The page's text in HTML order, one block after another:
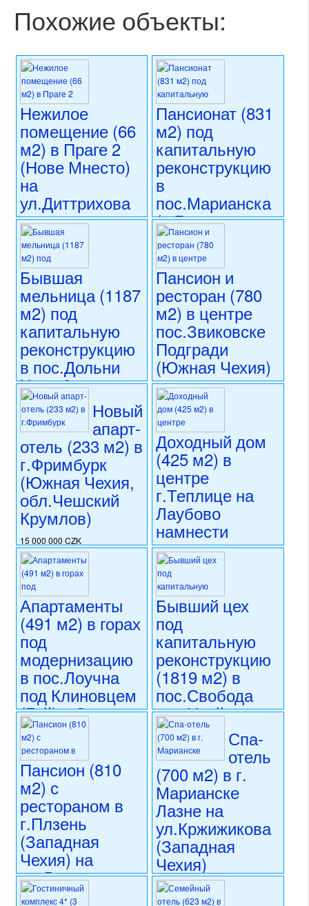
Похожие объекты:
Нежилое
помещение (66
м2) в Праге 2
(Нове Мнесто)
на
ул.Диттрихова
4 990 000 CZK
регион:Прага 2
раздел: объекты для
коммерческого использования
состояние: после
реконструкции
номер объекта:20365
Пансионат (831
м2) под
капитальную
реконструкцию
в
пос.Марианска
(г.Яхимов,
район Карловы
Вары)
7 490 000 CZK
регион:Карловы Вары
раздел: объекты для
коммерческого использования
состояние: требуется
капитальная реконструкция
номер объекта:20558
Бывшая
мельница (1187
м2) под
капитальную
реконструкцию
в пос.Дольни
Хржибска
(Северная
Чехия)
8 900 000 CZK
регион:Северная Чехия
раздел: объекты для
коммерческого использования
состояние: требуется
капитальная реконструкция
номер объекта:20525
Пансион и
ресторан (780
м2) в центре
пос.Звиковске
Подгради
(Южная Чехия)
12 900 000 CZK
регион:Южная Чехия
раздел: объекты для
коммерческого использования
состояние: после
реконструкции
номер объекта: 4742
Новый
апарт-
отель (233 м2) в
г.Фримбурк
(Южная Чехия,
обл.Чешский
Крумлов)
15 000 000 CZK
регион:Южная Чехия
раздел: объекты для
коммерческого использования
состояние: новостройка
номер объекта:20624
Доходный дом
(425 м2) в
центре
г.Теплице на
Лаубово
намнести
16 990 000 CZK
регион:Теплице
раздел: объекты для
коммерческого использования
состояние: после
реконструкции
номер объекта:
Апартаменты
(491 м2) в горах
под
модернизацию
в пос.Лоучна
под Клиновцем
(Гай) в Северо-
Западной Чехии
19 900 000 CZK
регион:Западная Чехия
раздел: объекты для
коммерческого использования
состояние: требуется
капитальная реконструкция
номер объекта:20654
Бывший цех
под
капитальную
реконструкцию
(1819 м2) в
пос.Свобода
над Упой на
ул.Горска
(Северо-
Восточная
Чехия)
26 250 000 CZK
регион:Северо-Восточная
Чехия
раздел: объекты для
коммерческого использования
состояние: требуется
капитальная реконструкция
номер объекта:20514
Пансион (810
м2) с
рестораном в
г.Плзень
(Западная
Чехия) на
ул.Линдауерова
28 400 000 CZK
Спа-
отель
(700 м2) в г.
Марианске
Лазне на
ул.Кржижикова
(Западная
Чехия)
35 000 000 CZK
регион:Западная Чехия